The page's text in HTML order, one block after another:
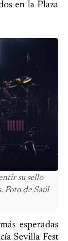
en la Plaza
su sello
Foto de Saúl
esperadas
Sevilla Fest